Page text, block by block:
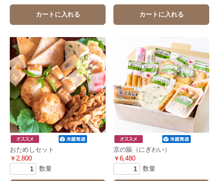
カートに入れる カートに入れる
おためしセット
￥2,800
数量
京の賑（にぎわい）
￥6,480
数量